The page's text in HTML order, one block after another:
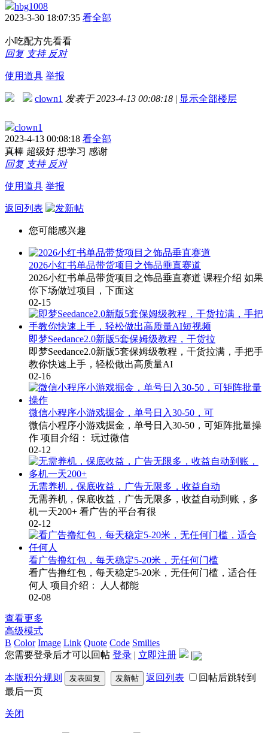
hbg1008
2023-3-30 18:07:35 看全部
小吃配方先看看
回复 支持 反对
使用道具 举报
clown1 发表于 2023-4-13 00:08:18 | 显示全部楼层
clown1
2023-4-13 00:08:18 看全部
真棒 超级好 想学习 感谢
回复 支持 反对
使用道具 举报
返回列表
您可能感兴趣
2026小红书单品带货项目之饰品垂直赛道
2026小红书单品带货项目之饰品垂直赛道 课程介绍 如果
你下场做过项目，下面这
02-15
即梦Seedance2.0新版5套保姆级教程，干货拉
即梦Seedance2.0新版5套保姆级教程，干货拉满，手把手
教你快速上手，轻松做出高质量AI
02-16
微信小程序小游戏掘金，单号日入30-50，可
微信小程序小游戏掘金，单号日入30-50，可矩阵批量操
作 项目介绍： 玩过微信
02-12
无需养机，保底收益，广告无限多，收益自动
无需养机，保底收益，广告无限多，收益自动到账，多
机一天200+ 看广告的平台有很
02-12
看广告撸红包，每天稳定5-20米，无任何门槛
看广告撸红包，每天稳定5-20米，无任何门槛，适合任
何人 项目介绍： 人人都能
02-08
查看更多
高级模式
B Color Image Link Quote Code Smilies
您需要登录后才可以回帖 登录 | 立即注册 |
本版积分规则 发表回复 发新帖 返回列表
回帖后跳转到
最后一页
关闭